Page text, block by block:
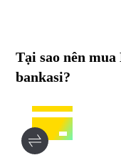
Tại sao nên
bankasi?